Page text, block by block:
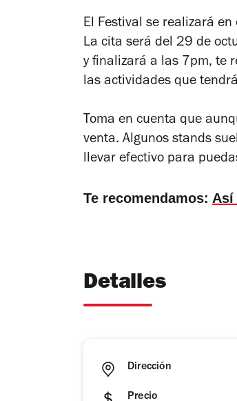
El Festival se realizará
La cita será del 29 de
y finalizará a las 7pm, te
las actividades que
Toma en cuenta que
venta. Algunos stands
llevar efectivo para
Te recomendamos: Así
Detalles
Dirección
Precio